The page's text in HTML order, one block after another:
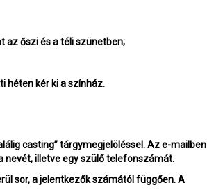
az őszi és a téli szünetben;
héten kér ki a színház.
casting” tárgymegjelöléssel. Az e-mailben
nevét, illetve egy szülő telefonszámát.
sor, a jelentkezők számától függően. A